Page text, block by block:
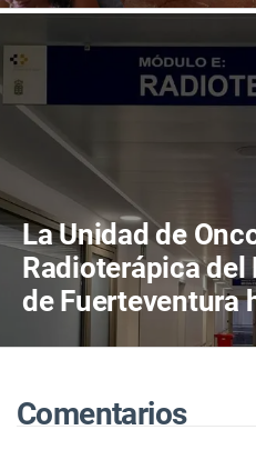
La Unidad de
Radioterápica del
de Fuerteventura
de 800 pacientes
Comentarios